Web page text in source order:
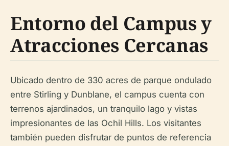
Entorno del Campus y
Atracciones Cercanas
Ubicado dentro de 330 acres de parque ondulado
entre Stirling y Dunblane, el campus cuenta con
terrenos ajardinados, un tranquilo lago y vistas
impresionantes de las Ochil Hills. Los visitantes
también pueden disfrutar de puntos de referencia